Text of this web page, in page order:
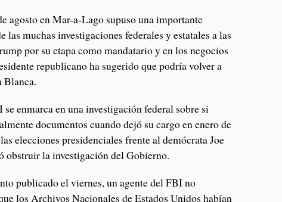
agosto en Mar-a-Lago supuso una importante
las muchas investigaciones federales y estatales a las
por su etapa como mandatario y en los negocios
republicano ha sugerido que podría volver a
Blanca.
enmarca en una investigación federal sobre si
documentos cuando dejó su cargo en enero de
elecciones presidenciales frente al demócrata Joe
obstruir la investigación del Gobierno.
publicado el viernes, un agente del FBI no
los Archivos Nacionales de Estados Unidos habían